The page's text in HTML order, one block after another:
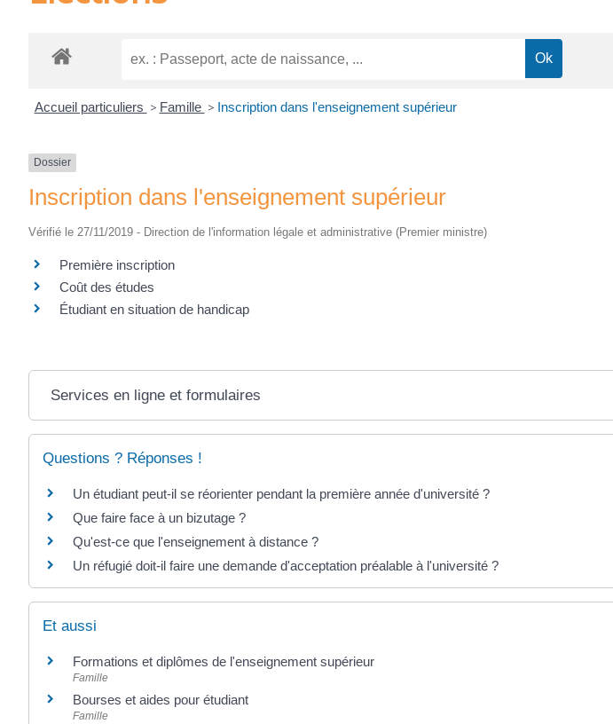
Accueil particuliers > Famille > Inscription dans l'enseignement supérieur
Dossier
Inscription dans l'enseignement supérieur
Vérifié le 27/11/2019 - Direction de l'information légale et administrative (Premier ministre)
Première inscription
Coût des études
Étudiant en situation de handicap
Services en ligne et formulaires
Questions ? Réponses !
Un étudiant peut-il se réorienter pendant la première année d'université ?
Que faire face à un bizutage ?
Qu'est-ce que l'enseignement à distance ?
Un réfugié doit-il faire une demande d'acceptation préalable à l'université ?
Et aussi
Formations et diplômes de l'enseignement supérieur
Famille
Bourses et aides pour étudiant
Famille